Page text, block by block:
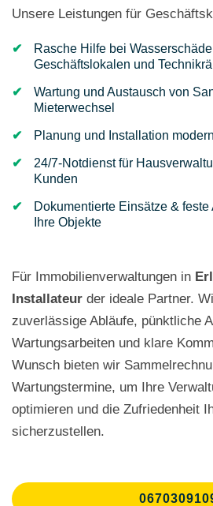
Unsere Leistungen für
Rasche Hilfe bei
Geschäftslokalen und
Wartung und Austausch von
Mieterwechsel
Planung und Installation
24/7-Notdienst für
Kunden
Dokumentierte Einsätze &
Ihre Objekte
Für Immobilienverwaltungen in
Installateur der ideale Partner.
zuverlässige Abläufe, pünktliche
Wartungsarbeiten und klare
Wunsch bieten wir
Wartungstermine, um Ihre
optimieren und die Zufriedenheit
sicherzustellen.